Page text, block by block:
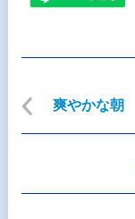
爽やかな朝